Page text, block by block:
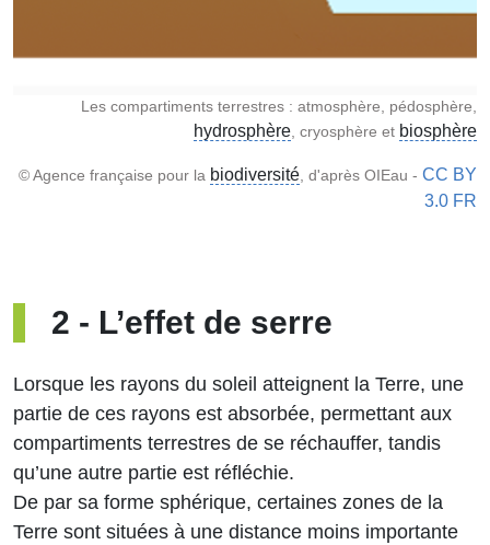
Les compartiments terrestres : atmosphère, pédosphère,
hydrosphère, cryosphère et biosphère
© Agence française pour la biodiversité, d'après OIEau - CC BY
3.0 FR
2 - L’effet de serre
Lorsque les rayons du soleil atteignent la Terre, une
partie de ces rayons est absorbée, permettant aux
compartiments terrestres de se réchauffer, tandis
qu’une autre partie est réfléchie.
De par sa forme sphérique, certaines zones de la
Terre sont situées à une distance moins importante